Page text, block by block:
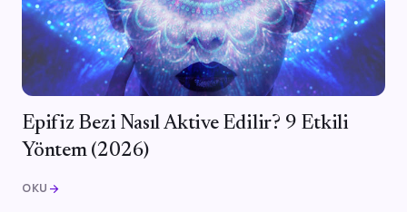
Epifiz Bezi Nasıl Aktive Edilir? 9 Etkili
Yöntem (2026)
OKU arrow_forward